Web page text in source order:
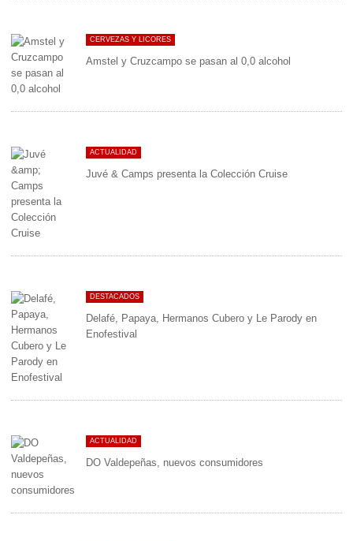
CERVEZAS Y LICORES
Amstel y Cruzcampo se pasan al 0,0 alcohol
ACTUALIDAD
Juvé & Camps presenta la Colección Cruise
DESTACADOS
Delafé, Papaya, Hermanos Cubero y Le Parody en
Enofestival
ACTUALIDAD
DO Valdepeñas, nuevos consumidores